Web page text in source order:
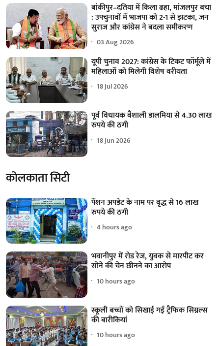
बांकीपुर–दतिया में किला ढहा, मांजलपुर बचा
: उपचुनावों में भाजपा को 2-1 से झटका, जन
सुराज और कांग्रेस ने बदला समीकरण
03 Aug 2026
यूपी चुनाव 2027: कांग्रेस के टिकट फॉर्मूले में
महिलाओं को मिलेगी विशेष वरीयता
18 Jul 2026
पूर्व विधायक वैशाली डालमिया से 4.30 लाख
रुपये की ठगी
18 Jun 2026
कोलकाता सिटी
पेंशन अपडेट के नाम पर वृद्ध से 16 लाख
रुपये की ठगी
4 hours ago
भवानीपुर में रोड रेज, युवक से मारपीट कर
सोने की चेन छीनने का आरोप
10 hours ago
स्कूली बच्चों को सिखाई गईं ट्रैफिक सिग्नल्स
की बारीकियां
10 hours ago